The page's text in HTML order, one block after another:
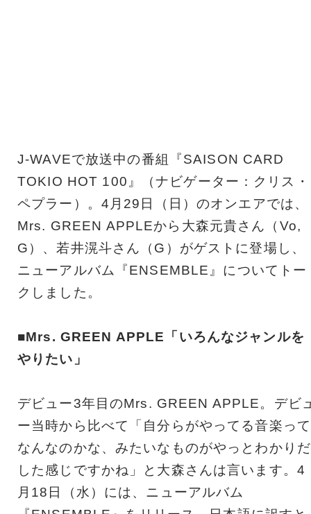
J-WAVEで放送中の番組『SAISON CARD
TOKIO HOT 100』（ナビゲーター：クリス・
ペプラー）。4月29日（日）のオンエアでは、
Mrs. GREEN APPLEから大森元貴さん（Vo,
G）、若井滉斗さん（G）がゲストに登場し、
ニューアルバム『ENSEMBLE』についてトー
クしました。
■Mrs. GREEN APPLE「いろんなジャンルを
やりたい」
デビュー3年目のMrs. GREEN APPLE。デビ
ー当時から比べて「自分らがやってる音楽って
なんなのかな、みたいなものがやっとわかりだ
した感じですかね」と大森さんは言います。4
月18日（水）には、ニューアルバム